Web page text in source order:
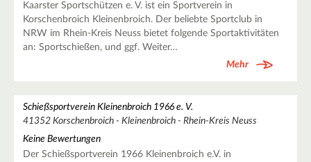
Kaarster Sportschützen e. V. ist ein Sportverein in
Korschenbroich Kleinenbroich. Der beliebte Sportclub in
NRW im Rhein-Kreis Neuss bietet folgende Sportaktivitäten
an: Sportschießen, und ggf. Weiter…
Mehr
Schießsportverein Kleinenbroich 1966 e. V.
41352 Korschenbroich - Kleinenbroich - Rhein-Kreis Neuss
Keine Bewertungen
Der Schießsportverein 1966 Kleinenbroich e.V. in